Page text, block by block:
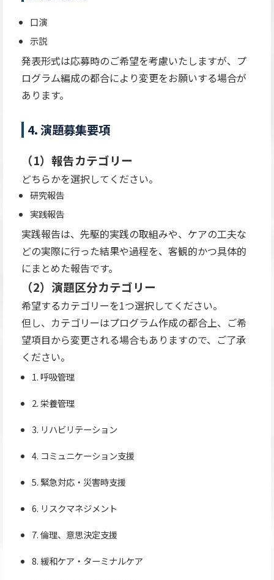
口演
示説
発表形式は応募時のご希望を考慮いたしますが、プ
ログラム編成の都合により変更をお願いする場合が
あります。
4. 演題募集要項
（1）報告カテゴリー
どちらかを選択してください。
研究報告
実践報告
実践報告は、先駆的実践の取組みや、ケアの工夫な
どの実際に行った結果や過程を、客観的かつ具体的
にまとめた報告です。
（2）演題区分カテゴリー
希望するカテゴリーを1つ選択してください。
但し、カテゴリーはプログラム作成の都合上、ご希
望項目から変更される場合もありますので、ご了承
ください。
1. 呼吸管理
2. 栄養管理
3. リハビリテーション
4. コミュニケーション支援
5. 緊急対応・災害時支援
6. リスクマネジメント
7. 倫理、意思決定支援
8. 緩和ケア・ターミナルケア